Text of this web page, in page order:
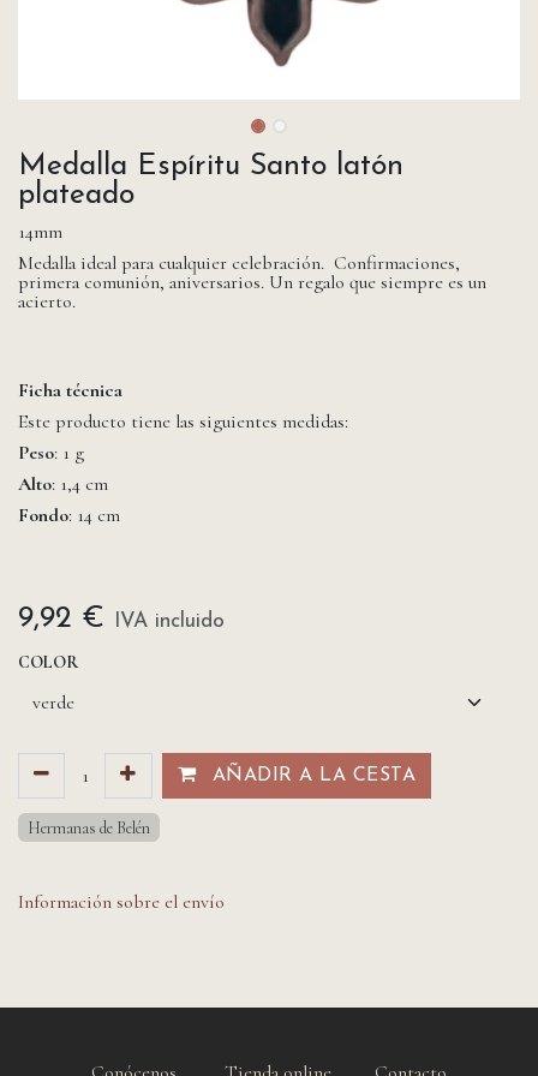
Medalla Espíritu Santo latón
plateado
14mm
Medalla ideal para cualquier celebración. Confirmaciones,
primera comunión, aniversarios. Un regalo que siempre es un
acierto.
Ficha técnica
Este producto tiene las siguientes medidas:
Peso: 1 g
Alto: 1,4 cm
Fondo: 14 cm
9,92 €
IVA incluido
COLOR
AÑADIR A LA CESTA​​
Hermanas de Belén
Información sobre el envío